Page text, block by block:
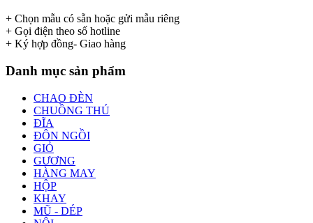
+ Chọn mẫu có sẵn hoặc gửi mẫu riêng
+ Gọi điện theo số hotline
+ Ký hợp đồng- Giao hàng
Danh mục sản phẩm
CHAO ĐÈN
CHUỒNG THÚ
ĐĨA
ĐÔN NGỒI
GIỎ
GƯƠNG
HÀNG MAY
HỘP
KHAY
MŨ - DÉP